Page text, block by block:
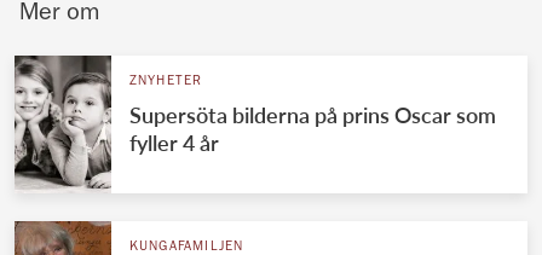
Mer om
ZNYHETER
Supersöta bilderna på prins Oscar som
fyller 4 år
KUNGAFAMILJEN